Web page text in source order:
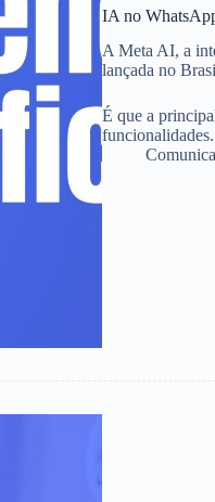
IA no
A Meta AI, a
lançada no
É que a
funcionalidades.